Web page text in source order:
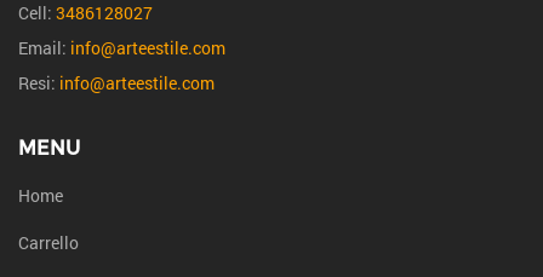
Cell: 3486128027
Email: info@arteestile.com
Resi: info@arteestile.com
MENU
Home
Carrello